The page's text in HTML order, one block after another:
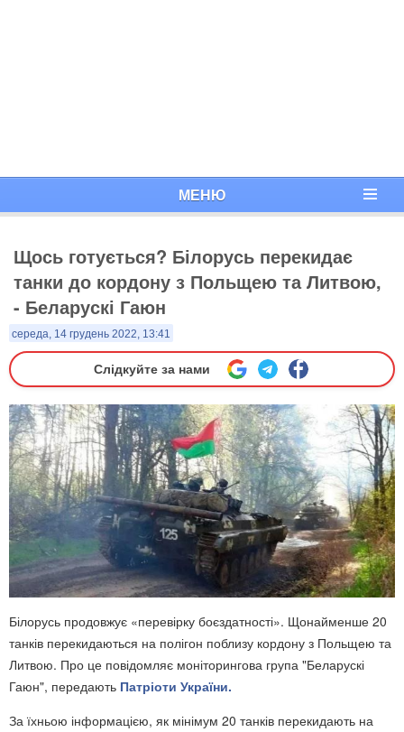
МЕНЮ
Щось готується? Білорусь перекидає
танки до кордону з Польщею та Литвою,
- Беларускі Гаюн
середа, 14 грудень 2022, 13:41
Слідкуйте за нами
Білорусь продовжує «перевірку боєздатності». Щонайменше 20
танків перекидаються на полігон поблизу кордону з Польщею та
Литвою. Про це повідомляє моніторингова група "Беларускі
Гаюн", передають Патріоти України.
За їхньою інформацією, як мінімум 20 танків перекидають на